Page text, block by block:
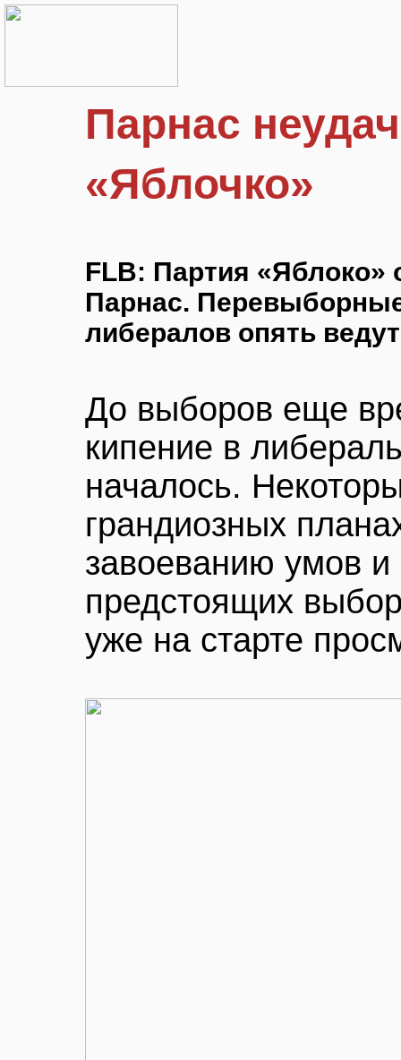
Парнас
«Яблочко»
FLB: Партия «Яблоко»
Парнас.
либералов опять
До выборов еще
кипение в
началось.
грандиозных
завоеванию умов и
предстоящих
уже на старте